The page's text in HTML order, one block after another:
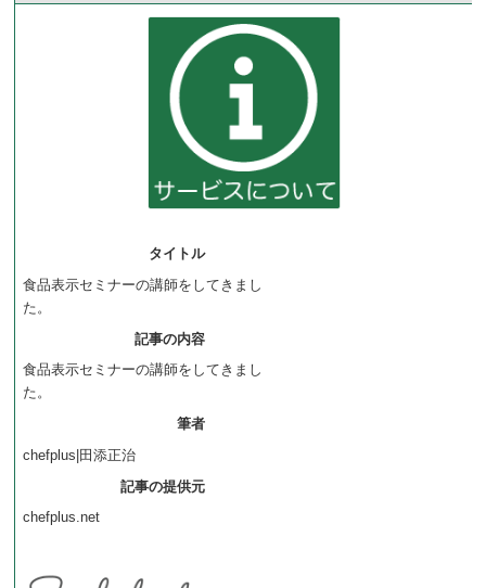
タイトル
食品表示セミナーの講師をしてきまし
た。
記事の内容
食品表示セミナーの講師をしてきまし
た。
筆者
chefplus|田添正治
記事の提供元
chefplus.net